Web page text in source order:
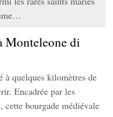
Monteleone di
à quelques kilomètres de
Encadrée par les
cette bourgade médiévale